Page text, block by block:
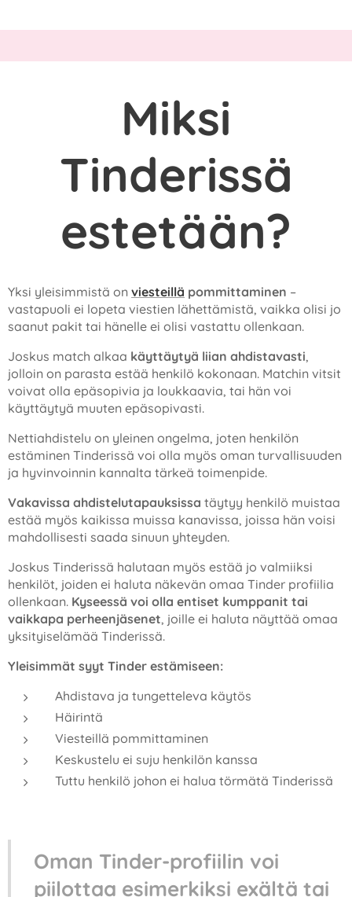
Miksi
Tinderissä
estetään?
Yksi yleisimmistä on viesteillä pommittaminen –
vastapuoli ei lopeta viestien lähettämistä, vaikka olisi jo
saanut pakit tai hänelle ei olisi vastattu ollenkaan.
Joskus match alkaa käyttäytyä liian ahdistavasti,
jolloin on parasta estää henkilö kokonaan. Matchin vitsit
voivat olla epäsopivia ja loukkaavia, tai hän voi
käyttäytyä muuten epäsopivasti.
Nettiahdistelu on yleinen ongelma, joten henkilön
estäminen Tinderissä voi olla myös oman turvallisuuden
ja hyvinvoinnin kannalta tärkeä toimenpide.
Vakavissa ahdistelutapauksissa täytyy henkilö muistaa
estää myös kaikissa muissa kanavissa, joissa hän voisi
mahdollisesti saada sinuun yhteyden.
Joskus Tinderissä halutaan myös estää jo valmiiksi
henkilöt, joiden ei haluta näkevän omaa Tinder profiilia
ollenkaan. Kyseessä voi olla entiset kumppanit tai
vaikkapa perheenjäsenet, joille ei haluta näyttää omaa
yksityiselämää Tinderissä.
Yleisimmät syyt Tinder estämiseen:
Ahdistava ja tungetteleva käytös
Häirintä
Viesteillä pommittaminen
Keskustelu ei suju henkilön kanssa
Tuttu henkilö johon ei halua törmätä Tinderissä
Oman Tinder-profiilin voi
piilottaa esimerkiksi exältä tai